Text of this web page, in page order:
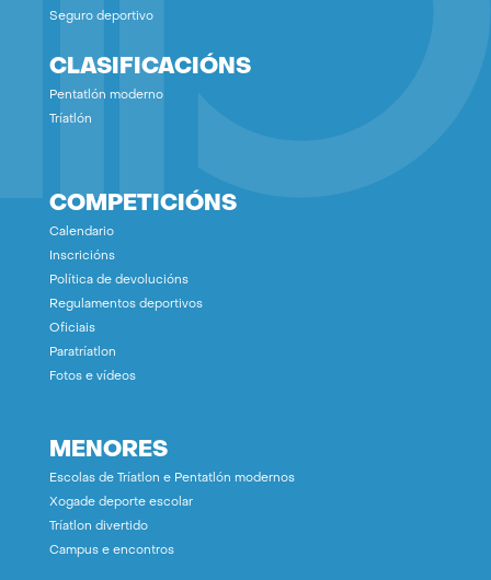
Seguro deportivo
CLASIFICACIÓNS
Pentatlón moderno
Tríatlón
COMPETICIÓNS
Calendario
Inscricións
Política de devolucións
Regulamentos deportivos
Oficiais
Paratríatlon
Fotos e vídeos
MENORES
Escolas de Tríatlon e Pentatlón modernos
Xogade deporte escolar
Tríatlon divertido
Campus e encontros